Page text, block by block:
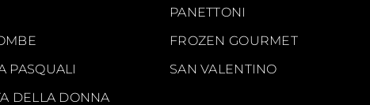
PANETTONI
FROZEN GOURMET
PASQUALI
SAN VALENTINO
DELLA DONNA